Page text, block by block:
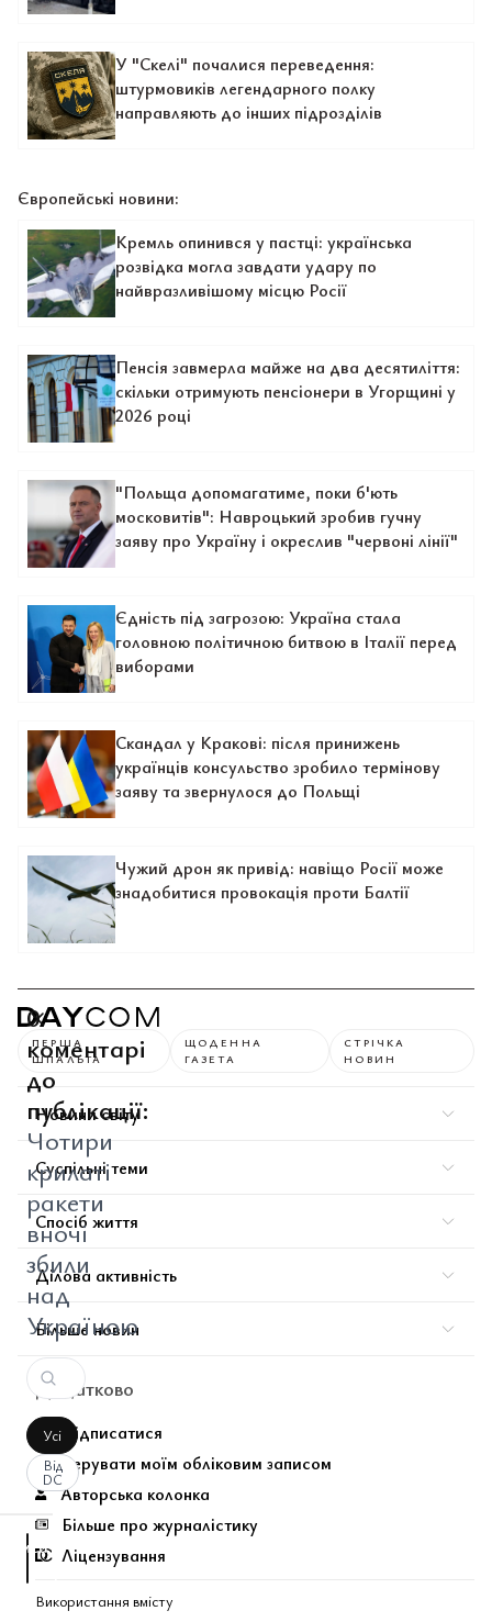
У "Скелі" почалися переведення:
штурмовиків легендарного полку
направляють до інших підрозділів
Європейські новини:
Кремль опинився у пастці: українська
розвідка могла завдати удару по
найвразливішому місцю Росії
Пенсія завмерла майже на два десятиліття:
скільки отримують пенсіонери в Угорщині у
2026 році
"Польща допомагатиме, поки б'ють
московитів": Навроцький зробив гучну
заяву про Україну і окреслив "червоні лінії"
Єдність під загрозою: Україна стала
головною політичною битвою в Італії перед
виборами
Скандал у Кракові: після принижень
українців консульство зробило термінову
заяву та звернулося до Польщі
Чужий дрон як привід: навіщо Росії може
знадобитися провокація проти Балтії
0
коментарі
до
публікації:
Чотири
крилаті
ракети
вночі
збили
над
Україною
Усі
Від
DC
вашим
ПЕРША
ШПАЛЬТА
ЩОДЕННА
ГАЗЕТА
СТРІЧКА
НОВИН
Новини світу
Суспільні теми
Спосіб життя
Ділова активність
Більше новин
Додатково
Підписатися
Керувати моїм обліковим записом
Авторська колонка
Більше про журналістику
Ліцензування
Використання вмісту